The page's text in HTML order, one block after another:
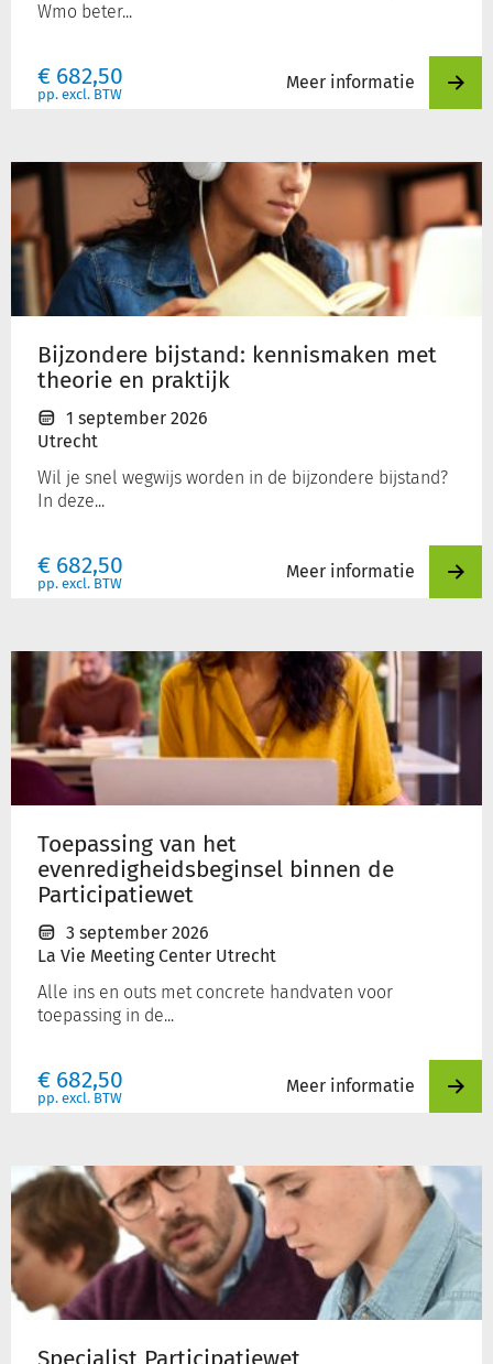
Wmo beter...
€ 682,50
pp. excl. BTW
Meer informatie
Bijzondere bijstand: kennismaken met
theorie en praktijk
1 september 2026
Utrecht
Wil je snel wegwijs worden in de bijzondere bijstand?
In deze...
€ 682,50
pp. excl. BTW
Meer informatie
Bijzondere
kennismaken
met
theorie
praktijk
Toepassing van het
evenredigheidsbeginsel binnen de
Participatiewet
3 september 2026
La Vie Meeting Center Utrecht
Alle ins en outs met concrete handvaten voor
toepassing in de...
€ 682,50
pp. excl. BTW
Meer informatie
Toepassing
van
het
evenredigheidsbeginsel
binnen
Participatiewet
Specialist
Participatiewet